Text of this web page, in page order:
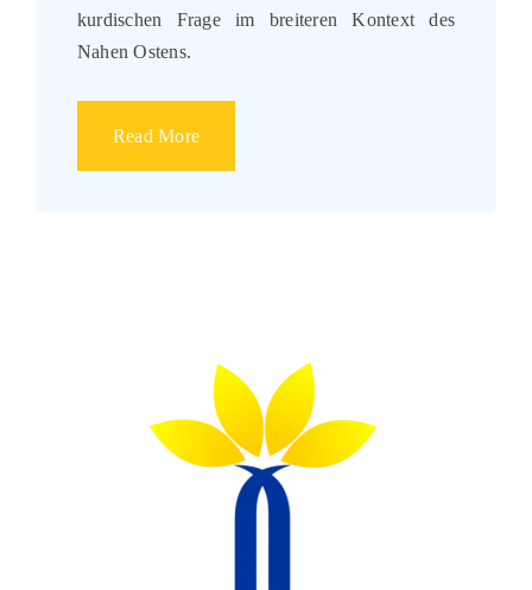
kurdischen Frage im breiteren Kontext des
Nahen Ostens.
Read More